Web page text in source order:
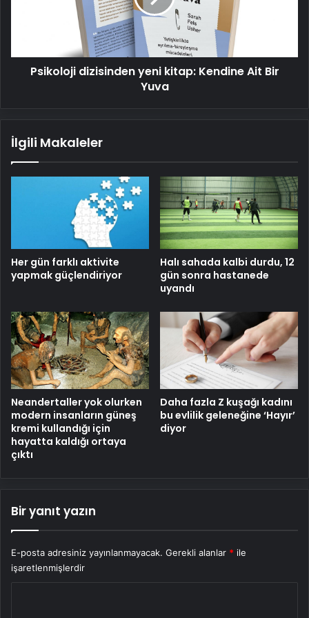
Psikoloji dizisinden yeni kitap: Kendine Ait Bir
Yuva
İlgili Makaleler
Her gün farklı aktivite
yapmak güçlendiriyor
Halı sahada kalbi durdu, 12
gün sonra hastanede
uyandı
Neandertaller yok olurken
modern insanların güneş
kremi kullandığı için
hayatta kaldığı ortaya
çıktı
Daha fazla Z kuşağı kadını
bu evlilik geleneğine ‘Hayır’
diyor
Bir yanıt yazın
E-posta adresiniz yayınlanmayacak. Gerekli alanlar * ile
işaretlenmişlerdir